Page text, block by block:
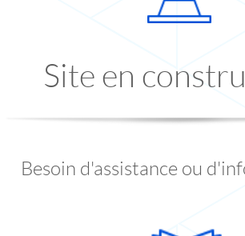
Site en
Besoin d'assistance ou